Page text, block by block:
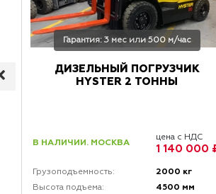
Гарантия: 3 мес или 500 м/час
ДИЗЕЛЬНЫЙ ПОГРУЗЧИК
HYSTER 2 ТОННЫ
В НАЛИЧИИ. МОСКВА
цена с НДС
1 140 000
Грузоподъемность: 2000 кг
Высота подъема: 4500 мм